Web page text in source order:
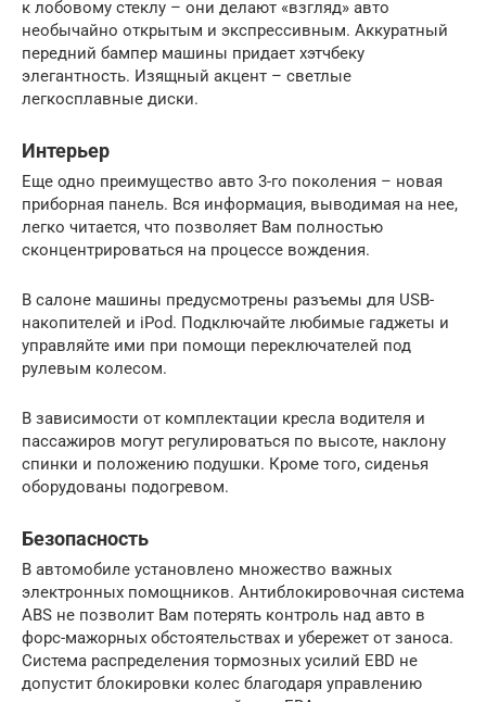
к лобовому стеклу – они делают «взгляд» авто
необычайно открытым и экспрессивным. Аккуратный
передний бампер машины придает хэтчбеку
элегантность. Изящный акцент – светлые
легкосплавные диски.
Интерьер
Еще одно преимущество авто 3-го поколения – новая
приборная панель. Вся информация, выводимая на нее,
легко читается, что позволяет Вам полностью
сконцентрироваться на процессе вождения.
В салоне машины предусмотрены разъемы для USB-
накопителей и iPod. Подключайте любимые гаджеты и
управляйте ими при помощи переключателей под
рулевым колесом.
В зависимости от комплектации кресла водителя и
пассажиров могут регулироваться по высоте, наклону
спинки и положению подушки. Кроме того, сиденья
оборудованы подогревом.
Безопасность
В автомобиле установлено множество важных
электронных помощников. Антиблокировочная система
ABS не позволит Вам потерять контроль над авто в
форс-мажорных обстоятельствах и убережет от заноса.
Система распределения тормозных усилий EBD не
допустит блокировки колес благодаря управлению